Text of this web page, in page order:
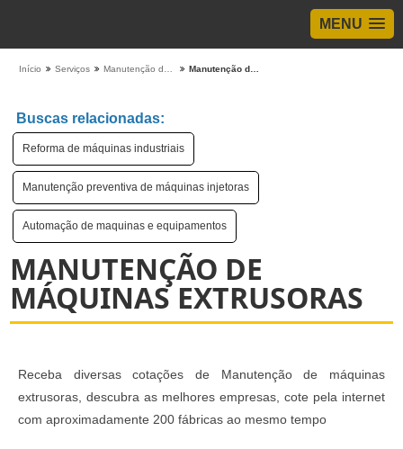
MENU
Início Serviços
Buscas relacionadas:
Reforma de máquinas industriais
Manutenção preventiva de máquinas injetoras
Automação de maquinas e equipamentos
MANUTENÇÃO DE
MÁQUINAS EXTRUSORAS
Receba diversas cotações de Manutenção de máquinas
extrusoras, descubra as melhores empresas, cote pela internet
com aproximadamente 200 fábricas ao mesmo tempo